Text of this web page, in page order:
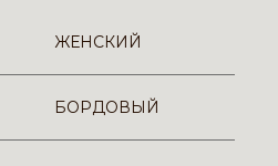
ЖЕНСКИЙ
БОРДОВЫЙ